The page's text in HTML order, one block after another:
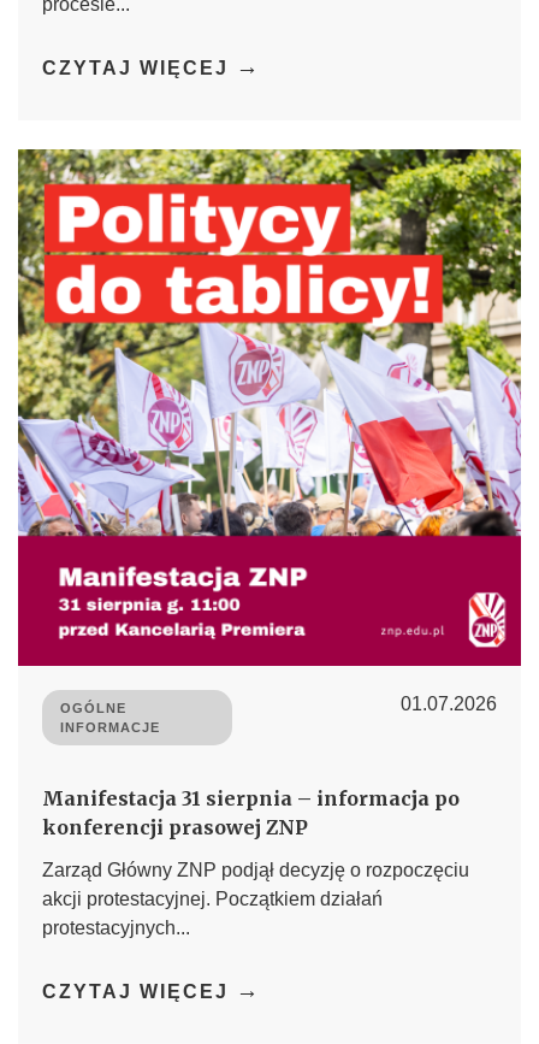
procesie...
CZYTAJ WIĘCEJ →
OGÓLNE
INFORMACJE
01.07.2026
Manifestacja 31 sierpnia – informacja po
konferencji prasowej ZNP
Zarząd Główny ZNP podjął decyzję o rozpoczęciu
akcji protestacyjnej. Początkiem działań
protestacyjnych...
CZYTAJ WIĘCEJ →